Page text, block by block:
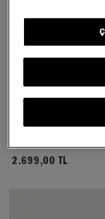
SLIDE-ON
2.699,00 TL